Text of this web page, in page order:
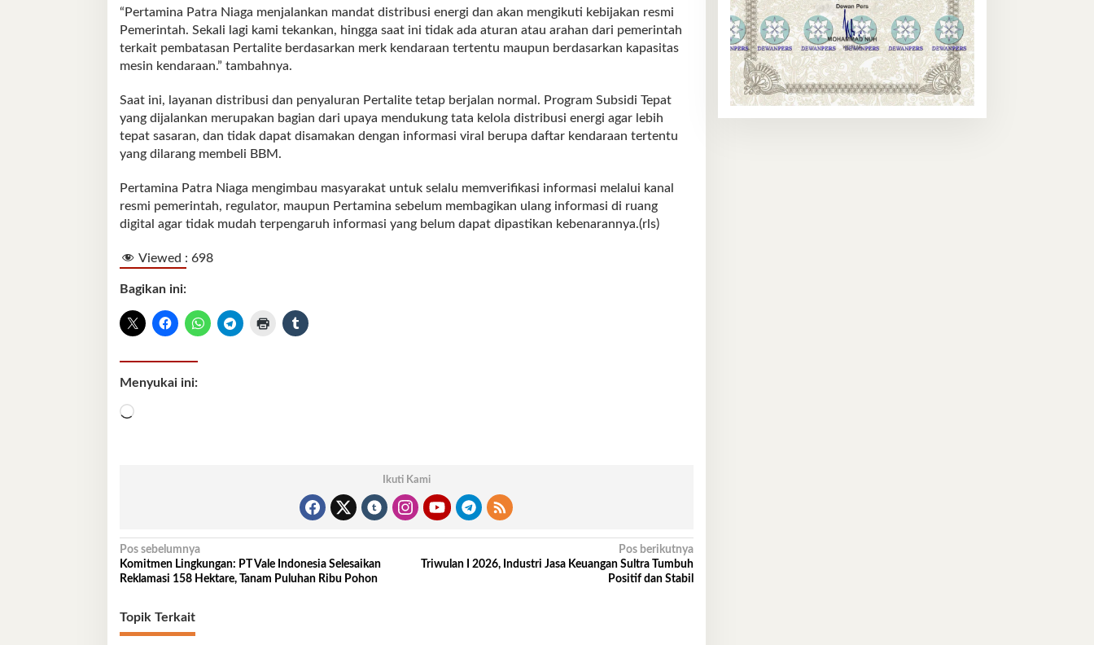
“Pertamina Patra Niaga menjalankan mandat distribusi energi dan akan mengikuti kebijakan resmi
Pemerintah. Sekali lagi kami tekankan, hingga saat ini tidak ada aturan atau arahan dari pemerintah
terkait pembatasan Pertalite berdasarkan merk kendaraan tertentu maupun berdasarkan kapasitas
mesin kendaraan.” tambahnya.
Saat ini, layanan distribusi dan penyaluran Pertalite tetap berjalan normal. Program Subsidi Tepat
yang dijalankan merupakan bagian dari upaya mendukung tata kelola distribusi energi agar lebih
tepat sasaran, dan tidak dapat disamakan dengan informasi viral berupa daftar kendaraan tertentu
yang dilarang membeli BBM.
Pertamina Patra Niaga mengimbau masyarakat untuk selalu memverifikasi informasi melalui kanal
resmi pemerintah, regulator, maupun Pertamina sebelum membagikan ulang informasi di ruang
digital agar tidak mudah terpengaruh informasi yang belum dapat dipastikan kebenarannya.(rls)
Viewed : 698
Bagikan ini:
Menyukai ini:
Memuat...
Ikuti Kami
Navigasi
pos
Pos sebelumnya
Komitmen Lingkungan: PT Vale Indonesia Selesaikan
Reklamasi 158 Hektare, Tanam Puluhan Ribu Pohon
Pos berikutnya
Triwulan I 2026, Industri Jasa Keuangan Sultra Tumbuh
Positif dan Stabil
Topik Terkait